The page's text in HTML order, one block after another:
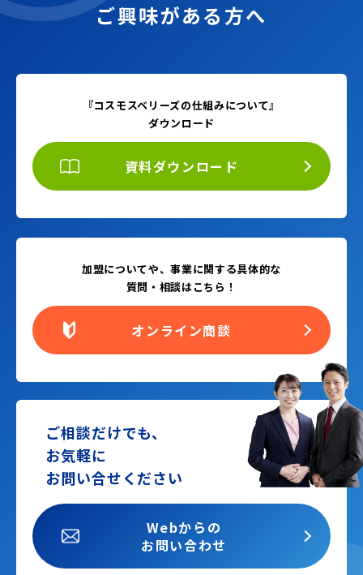
ご興味がある方へ
『コスモスベリーズの仕組みについて』
ダウンロード
資料ダウンロード
加盟についてや、事業に関する具体的な
質問・相談はこちら！
オンライン商談
ご相談だけでも、
お気軽に
お問い合せください
Webからの
お問い合わせ